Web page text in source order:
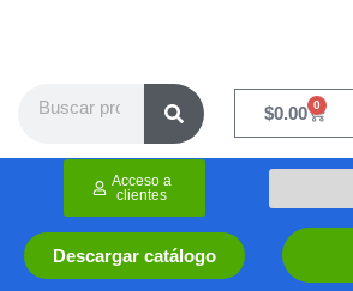
$0.00 0
Cart
Descargar catálogo
Acceso a
clientes